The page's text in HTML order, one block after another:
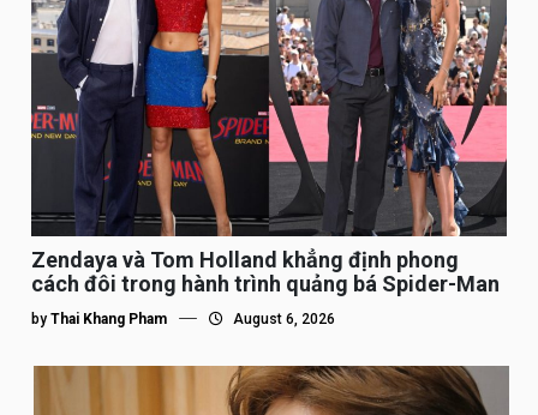
Zendaya và Tom Holland khẳng định phong
cách đôi trong hành trình quảng bá Spider-Man
by Thai Khang Pham August 6, 2026